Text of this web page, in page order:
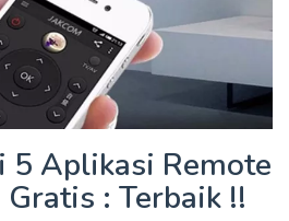
5 Aplikasi Remote
: Terbaik !!